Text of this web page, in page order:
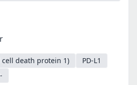
cell death protein 1)
PD-L1